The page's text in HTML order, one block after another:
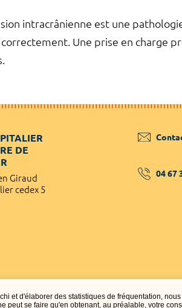
et d'élaborer des statistiques de fréquentation,
peut se faire qu'en obtenant, au préalable, votre
intracrânienne est une
Une prise en charge
DE
Giraud
cedex 5
04 67